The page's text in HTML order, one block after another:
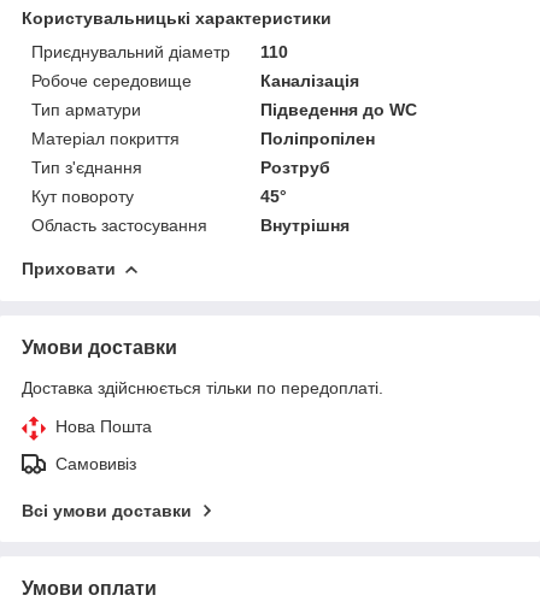
Користувальницькі характеристики
Приєднувальний діаметр
110
Робоче середовище
Каналізація
Тип арматури
Підведення до WC
Матеріал покриття
Поліпропілен
Тип з'єднання
Розтруб
Кут повороту
45°
Область застосування
Внутрішня
Приховати
Умови доставки
Доставка здійснюється тільки по передоплаті.
Нова Пошта
Самовивіз
Всі умови доставки
Умови оплати